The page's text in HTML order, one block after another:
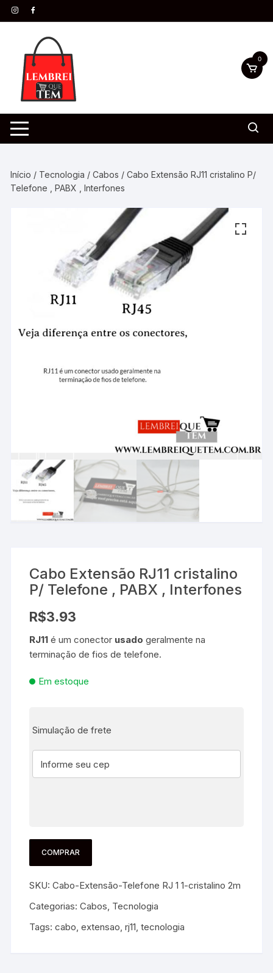
0
Início / Tecnologia /Cabos / Cabo Extensão RJ11 cristalino P/
Telefone , PABX , Interfones
Cabo Extensão RJ11 cristalino
P/ Telefone , PABX , Interfones
R$3.93
RJ11 é um conector usado geralmente na
terminação de fios de telefone.
Em estoque
Simulação de frete
COMPRAR
SKU:Cabo-Extensão-Telefone RJ 1 1-cristalino 2m
Categorias:Cabos, Tecnologia
Tags:cabo,extensao,rj11,tecnologia